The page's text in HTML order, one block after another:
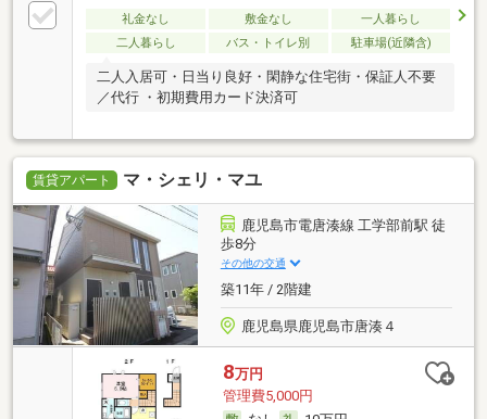
礼金なし 敷金なし
一人暮らし
二人暮らし
バス・トイレ別 駐車場(近隣含)
二人入居可・日当り良好・閑静な住宅街・保証人不要
／代行 ・初期費用カード決済可
賃貸アパート マ・シェリ・マユ
鹿児島市電唐湊線 工学部前駅 徒
歩8分
その他の交通
築11年 / 2階建
鹿児島県鹿児島市唐湊４
8万円
管理費5,000円